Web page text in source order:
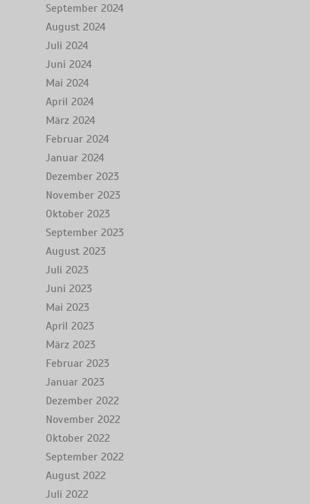
September 2024
August 2024
Juli 2024
Juni 2024
Mai 2024
April 2024
März 2024
Februar 2024
Januar 2024
Dezember 2023
November 2023
Oktober 2023
September 2023
August 2023
Juli 2023
Juni 2023
Mai 2023
April 2023
März 2023
Februar 2023
Januar 2023
Dezember 2022
November 2022
Oktober 2022
September 2022
August 2022
Juli 2022